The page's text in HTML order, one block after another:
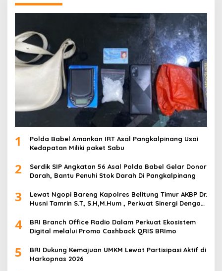
1
Polda Babel Amankan IRT Asal Pangkalpinang Usai
Kedapatan Miliki paket Sabu
2
Serdik SIP Angkatan 56 Asal Polda Babel Gelar Donor
Darah, Bantu Penuhi Stok Darah Di Pangkalpinang
3
Lewat Ngopi Bareng Kapolres Belitung Timur AKBP Dr.
Husni Tamrin S.T, S.H,M.Hum , Perkuat Sinergi Dengan
4
BRI Branch Office Radio Dalam Perkuat Ekosistem
Digital melalui Promo Cashback QRIS BRImo
5
BRI Dukung Kemajuan UMKM Lewat Partisipasi Aktif di
Harkopnas 2026